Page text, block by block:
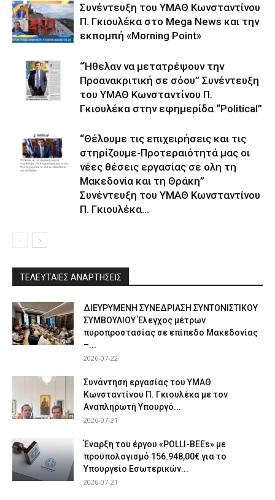
Συνέντευξη του ΥΜΑΘ Κωνσταντίνου
Π. Γκιουλέκα στο Mega News και την
εκπομπή «Morning Point»
“Ήθελαν να μετατρέψουν την
Προανακριτική σε σόου” Συνέντευξη
του ΥΜΑΘ Κωνσταντίνου Π.
Γκιουλέκα στην εφημερίδα “Political”
“Θέλουμε τις επιχειρήσεις και τις
στηρίζουμε-Προτεραιότητά μας οι
νέες θέσεις εργασίας σε ολη τη
Μακεδονία και τη Θράκη”
Συνέντευξη του ΥΜΑΘ Κωνσταντίνου
Π. Γκιουλέκα...
ΤΕΛΕΥΤΑΙΕΣ ΑΝΑΡΤΗΣΕΙΣ
ΔΙΕΥΡΥΜΕΝΗ ΣΥΝΕΔΡΙΑΣΗ ΣΥΝΤΟΝΙΣΤΙΚΟΥ
ΣΥΜΒΟΥΛΙΟΥ Έλεγχος μέτρων
πυροπροστασίας σε επίπεδο Μακεδονίας
–...
2026-07-22
Συνάντηση εργασίας του ΥΜΑΘ
Κωνσταντίνου Π. Γκιουλέκα με τον
Αναπληρωτή Υπουργό...
2026-07-21
Έναρξη του έργου «POLLI-BEEs» με
προϋπολογισμό 156.948,00€ για το
Υπουργείο Εσωτερικών...
2026-07-21